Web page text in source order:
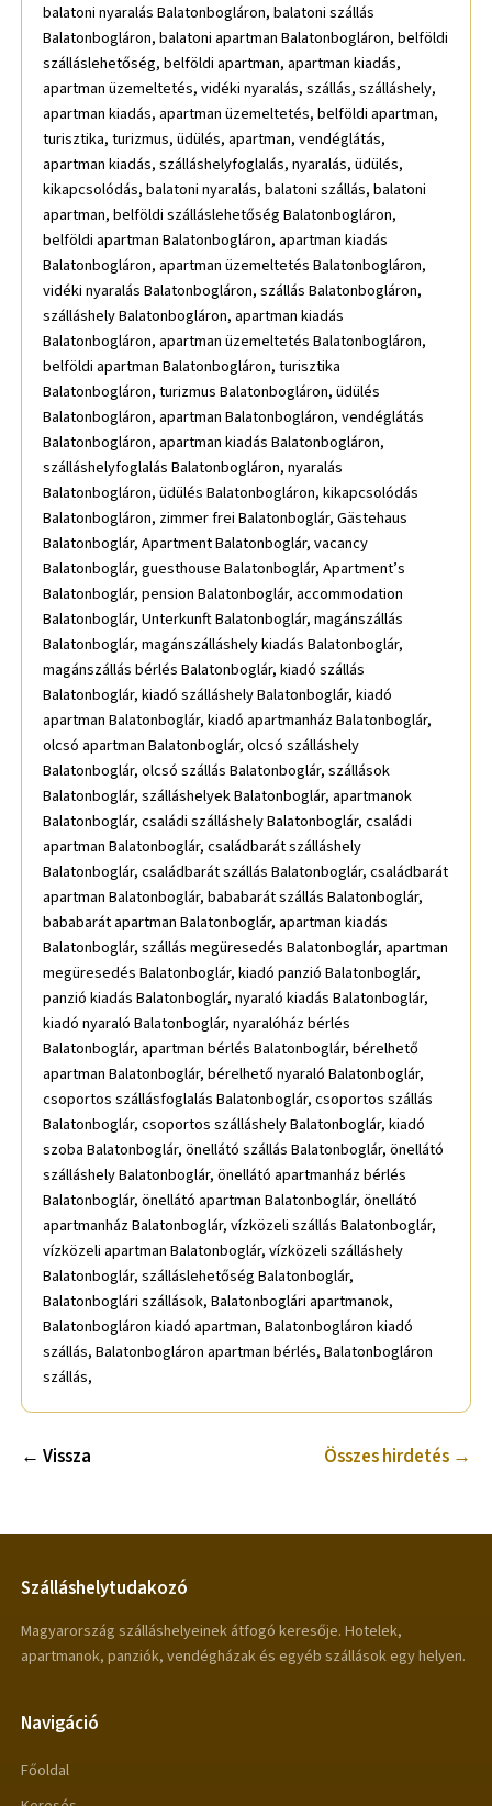
balatoni nyaralás Balatonbogláron, balatoni szállás
Balatonbogláron, balatoni apartman Balatonbogláron, belföldi
szálláslehetőség, belföldi apartman, apartman kiadás,
apartman üzemeltetés, vidéki nyaralás, szállás, szálláshely,
apartman kiadás, apartman üzemeltetés, belföldi apartman,
turisztika, turizmus, üdülés, apartman, vendéglátás,
apartman kiadás, szálláshelyfoglalás, nyaralás, üdülés,
kikapcsolódás, balatoni nyaralás, balatoni szállás, balatoni
apartman, belföldi szálláslehetőség Balatonbogláron,
belföldi apartman Balatonbogláron, apartman kiadás
Balatonbogláron, apartman üzemeltetés Balatonbogláron,
vidéki nyaralás Balatonbogláron, szállás Balatonbogláron,
szálláshely Balatonbogláron, apartman kiadás
Balatonbogláron, apartman üzemeltetés Balatonbogláron,
belföldi apartman Balatonbogláron, turisztika
Balatonbogláron, turizmus Balatonbogláron, üdülés
Balatonbogláron, apartman Balatonbogláron, vendéglátás
Balatonbogláron, apartman kiadás Balatonbogláron,
szálláshelyfoglalás Balatonbogláron, nyaralás
Balatonbogláron, üdülés Balatonbogláron, kikapcsolódás
Balatonbogláron, zimmer frei Balatonboglár, Gästehaus
Balatonboglár, Apartment Balatonboglár, vacancy
Balatonboglár, guesthouse Balatonboglár, Apartment’s
Balatonboglár, pension Balatonboglár, accommodation
Balatonboglár, Unterkunft Balatonboglár, magánszállás
Balatonboglár, magánszálláshely kiadás Balatonboglár,
magánszállás bérlés Balatonboglár, kiadó szállás
Balatonboglár, kiadó szálláshely Balatonboglár, kiadó
apartman Balatonboglár, kiadó apartmanház Balatonboglár,
olcsó apartman Balatonboglár, olcsó szálláshely
Balatonboglár, olcsó szállás Balatonboglár, szállások
Balatonboglár, szálláshelyek Balatonboglár, apartmanok
Balatonboglár, családi szálláshely Balatonboglár, családi
apartman Balatonboglár, családbarát szálláshely
Balatonboglár, családbarát szállás Balatonboglár, családbarát
apartman Balatonboglár, bababarát szállás Balatonboglár,
bababarát apartman Balatonboglár, apartman kiadás
Balatonboglár, szállás megüresedés Balatonboglár, apartman
megüresedés Balatonboglár, kiadó panzió Balatonboglár,
panzió kiadás Balatonboglár, nyaraló kiadás Balatonboglár,
kiadó nyaraló Balatonboglár, nyaralóház bérlés
Balatonboglár, apartman bérlés Balatonboglár, bérelhető
apartman Balatonboglár, bérelhető nyaraló Balatonboglár,
csoportos szállásfoglalás Balatonboglár, csoportos szállás
Balatonboglár, csoportos szálláshely Balatonboglár, kiadó
szoba Balatonboglár, önellátó szállás Balatonboglár, önellátó
szálláshely Balatonboglár, önellátó apartmanház bérlés
Balatonboglár, önellátó apartman Balatonboglár, önellátó
apartmanház Balatonboglár, vízközeli szállás Balatonboglár,
vízközeli apartman Balatonboglár, vízközeli szálláshely
Balatonboglár, szálláslehetőség Balatonboglár,
Balatonboglári szállások, Balatonboglári apartmanok,
Balatonbogláron kiadó apartman, Balatonbogláron kiadó
szállás, Balatonbogláron apartman bérlés, Balatonbogláron
szállás,
← Vissza Összes hirdetés →
Szálláshelytudakozó
Magyarország szálláshelyeinek átfogó keresője. Hotelek,
apartmanok, panziók, vendégházak és egyéb szállások egy helyen.
Navigáció
Főoldal